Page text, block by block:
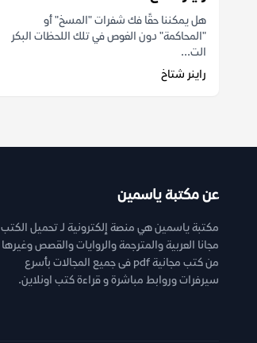
هل يمكننا حقًا فك شفرات "المسخ" أو
"المحاكمة" دون الغوص في تلك اللحظات البكر
الت...
راينر شتاخ
عن مكتبة ياسمين
مكتبة ياسمين هي منصة إلكترونية لـ تحميل الكتب
مجانا العربية والمترجمة والروايات والقصص وغيرها
من كتب مجانية pdf فى جميع المجالات بأسرع
سيرفرات وروابط مباشرة و قراءة كتب اونلاين.